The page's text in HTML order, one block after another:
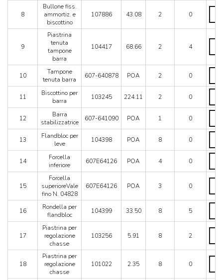
N.
N.
8
Bullone fiss.
ammortiz. e
biscottino
107886 43.08 2 0
9
Piastrina
tenuta
tampone
barra
104417 68.66 2 4
barra
10
Tampone
tenuta barra
607-640878 POA 2 0
barra
11
Biscottino per
barra
103245 224.11 2 0
barra
12
Barra
stabilizzatrice
607-641090 POA 1 0
Barra
13
Flandbloc per
leve
104398 POA 8 0
leve
14
Forcella
inferiore
607E64126 POA 4 0
15
Forcella
superioreVale
fino N. 04828
607E64126 POA 3 0
fino
N.
16
Rondella per
flandbloc
104399 33.50 8 5
17
Piastrina per
regolazione
chasse
103256 5.91 8 2
18
Piastrina per
regolazione
chasse
101022 2.35 8 0